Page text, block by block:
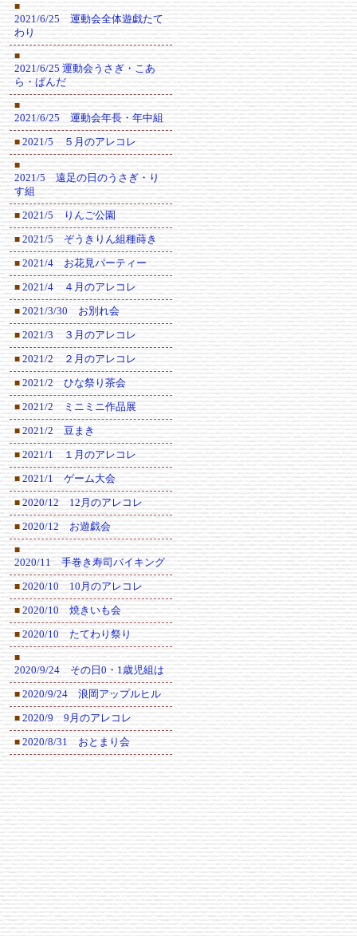
■
2021/6/25 運動会全体遊戯たて
わり
■
2021/6/25 運動会うさぎ・こあ
ら・ぱんだ
■
2021/6/25 運動会年長・年中組
■ 2021/5 ５月のアレコレ
■
2021/5 遠足の日のうさぎ・り
す組
■ 2021/5 りんご公園
■ 2021/5 ぞうきりん組種蒔き
■ 2021/4 お花見パーティー
■ 2021/4 ４月のアレコレ
■ 2021/3/30 お別れ会
■ 2021/3 ３月のアレコレ
■ 2021/2 ２月のアレコレ
■ 2021/2 ひな祭り茶会
■ 2021/2 ミニミニ作品展
■ 2021/2 豆まき
■ 2021/1 １月のアレコレ
■ 2021/1 ゲーム大会
■ 2020/12 12月のアレコレ
■ 2020/12 お遊戯会
■
2020/11 手巻き寿司バイキング
■ 2020/10 10月のアレコレ
■ 2020/10 焼きいも会
■ 2020/10 たてわり祭り
■
2020/9/24 その日0・1歳児組は
■ 2020/9/24 浪岡アップルヒル
■ 2020/9 9月のアレコレ
■ 2020/8/31 おとまり会